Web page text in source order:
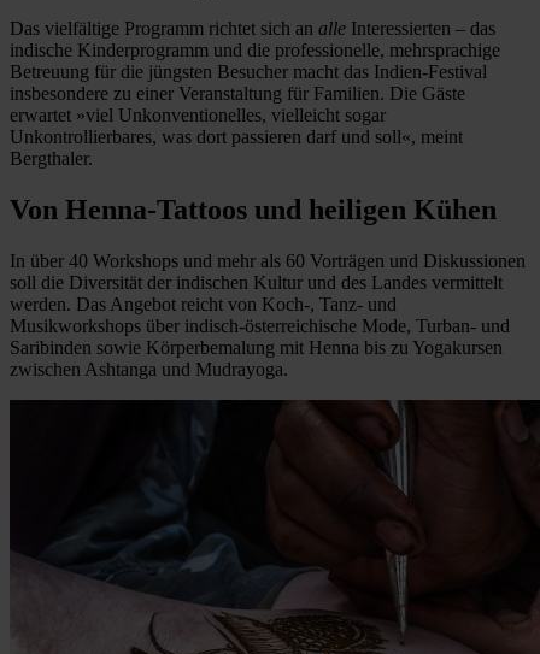
Das vielfältige Programm richtet sich an alle Interessierten – das
indische Kinderprogramm und die professionelle, mehrsprachige
Betreuung für die jüngsten Besucher macht das Indien-Festival
insbesondere zu einer Veranstaltung für Familien. Die Gäste
erwartet »viel Unkonventionelles, vielleicht sogar
Unkontrollierbares, was dort passieren darf und soll«, meint
Bergthaler.
Von Henna-Tattoos und heiligen Kühen
In über 40 Workshops und mehr als 60 Vorträgen und Diskussionen
soll die Diversität der indischen Kultur und des Landes vermittelt
werden. Das Angebot reicht von Koch-, Tanz- und
Musikworkshops über indisch-österreichische Mode, Turban- und
Saribinden sowie Körperbemalung mit Henna bis zu Yogakursen
zwischen Ashtanga und Mudrayoga.